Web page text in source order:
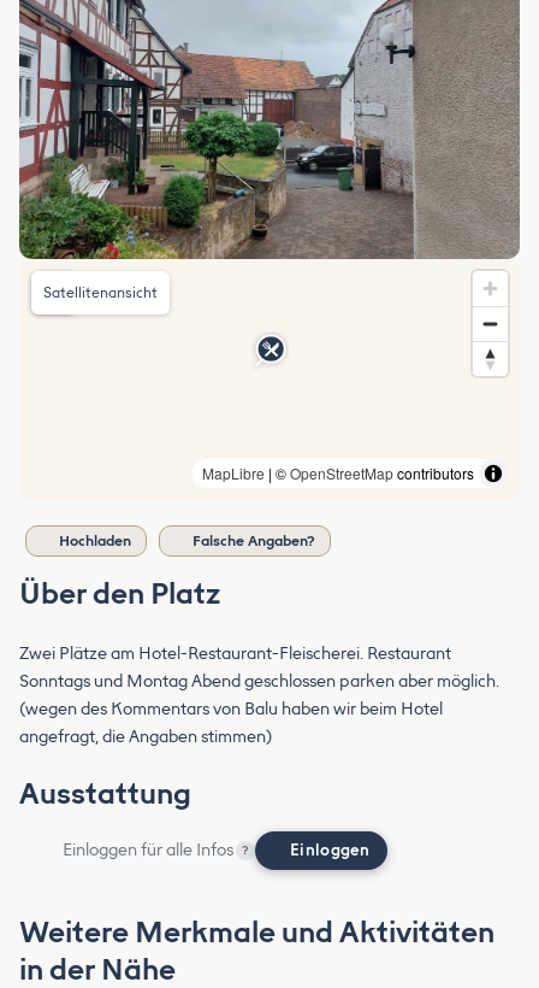
MapLibre | ©OpenStreetMapcontributors
Satellitenansicht
Hochladen Falsche Angaben?
Über den Platz
Zwei Plätze am Hotel-Restaurant-Fleischerei. Restaurant
Sonntags und Montag Abend geschlossen parken aber möglich.
(wegen des Kommentars von Balu haben wir beim Hotel
angefragt, die Angaben stimmen)
Ausstattung
Einloggen für alle Infos ? Einloggen
Weitere Merkmale und Aktivitäten
in der Nähe